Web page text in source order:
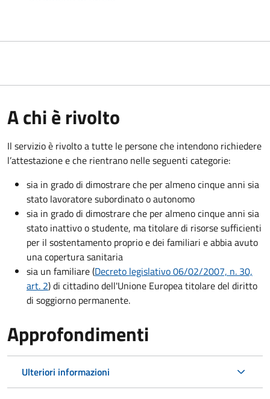
A chi è rivolto
Il servizio è rivolto a tutte le persone che intendono richiedere
l’attestazione e che rientrano nelle seguenti categorie:
sia in grado di dimostrare che per almeno cinque anni sia
stato lavoratore subordinato o autonomo
sia in grado di dimostrare che per almeno cinque anni sia
stato inattivo o studente, ma titolare di risorse sufficienti
per il sostentamento proprio e dei familiari e abbia avuto
una copertura sanitaria
sia un familiare (Decreto legislativo 06/02/2007, n. 30,
art. 2) di cittadino dell'Unione Europea titolare del diritto
di soggiorno permanente.
Approfondimenti
Ulteriori informazioni